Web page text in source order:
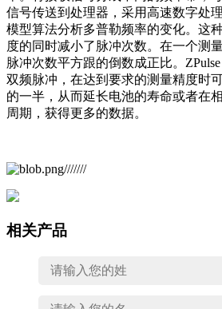
信号传送到处理器，采用高速数字处
模型算法分析多普勒频率的变化。这
度的同时减小了脉冲次数。在一个测
脉冲次数平方跟的倒数成正比。
双频脉冲，在达到要求的测量精度时
的一半，从而延长电池的寿命或者在
周期，获得更多的数据。
相关产品